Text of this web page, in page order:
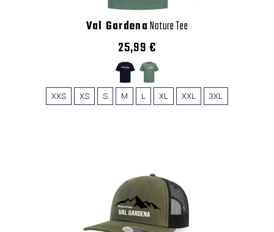
Val GardenaNature Tee
25,99 €
XXS XS S M L XL XXL 3XL